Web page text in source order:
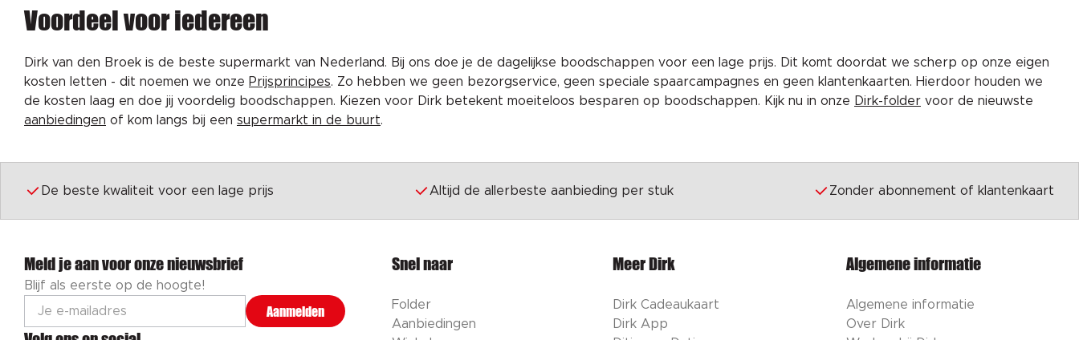
Voordeel voor iedereen
Dirk van den Broek is de beste supermarkt van Nederland. Bij ons doe je de dagelijkse boodschappen voor een lage prijs. Dit komt doordat we scherp op onze eigen
kosten letten - dit noemen we onze Prijsprincipes. Zo hebben we geen bezorgservice, geen speciale spaarcampagnes en geen klantenkaarten. Hierdoor houden we
de kosten laag en doe jij voordelig boodschappen. Kiezen voor Dirk betekent moeiteloos besparen op boodschappen. Kijk nu in onze Dirk-folder voor de nieuwste
aanbiedingen of kom langs bij een supermarkt in de buurt.
De beste kwaliteit voor een lage prijs Altijd de allerbeste aanbieding per stuk Zonder abonnement of klantenkaart
Meld je aan voor onze nieuwsbrief
Blijf als eerste op de hoogte!
Aanmelden
Snel naar
Folder
Aanbiedingen
Meer Dirk
Dirk Cadeaukaart
Dirk App
Algemene informatie
Algemene informatie
Over Dirk